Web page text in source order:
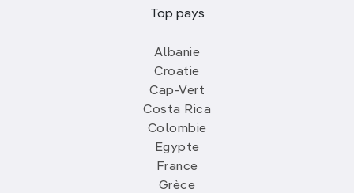
Top pays
Albanie
Croatie
Cap-Vert
Costa Rica
Colombie
Egypte
France
Grèce